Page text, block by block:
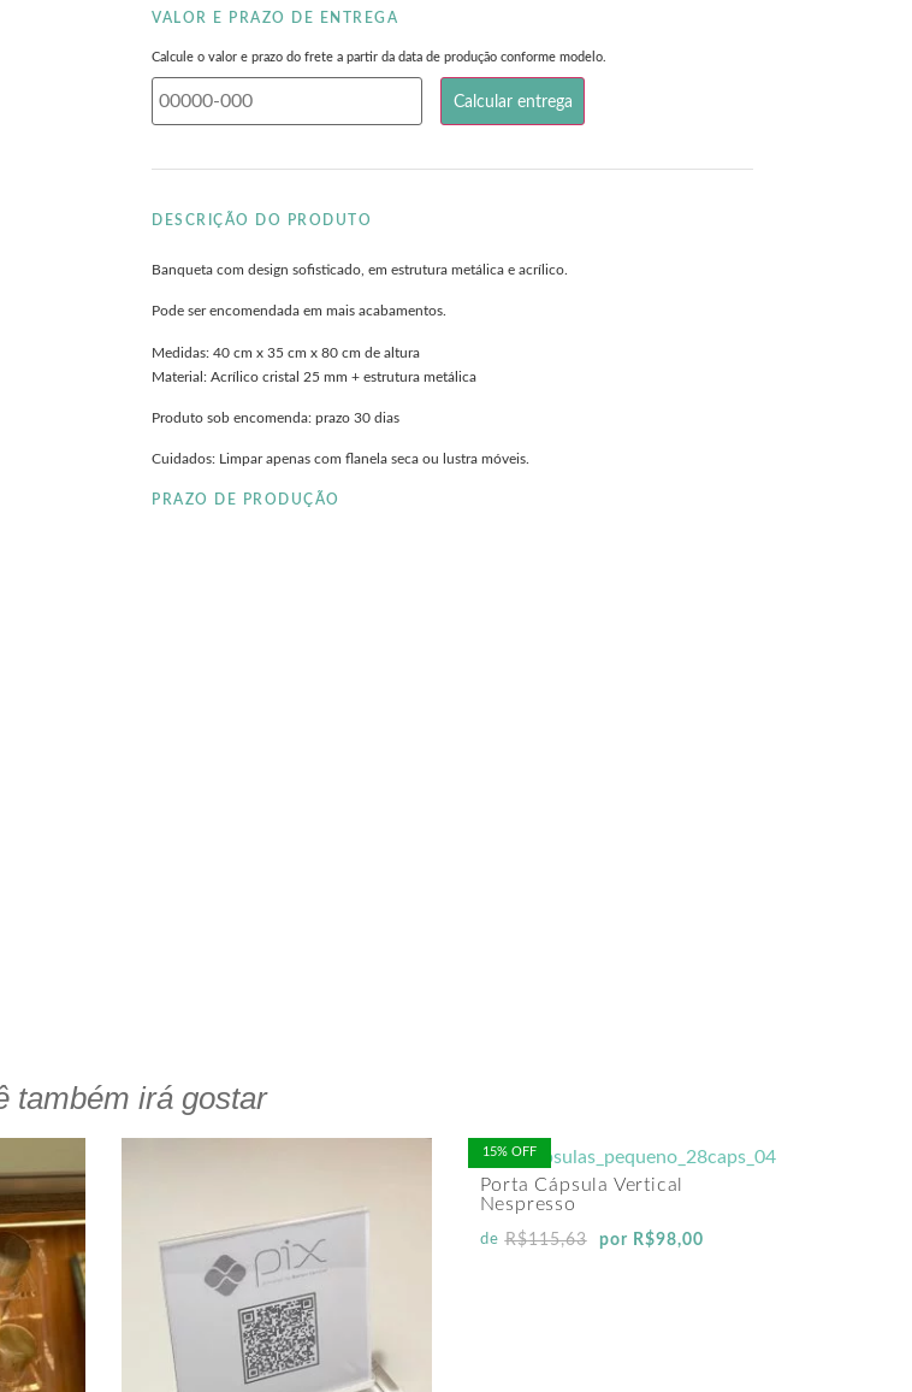
VALOR E PRAZO DE ENTREGA
Calcule o valor e prazo do frete a partir da data de produção conforme modelo.
DESCRIÇÃO DO PRODUTO
Banqueta com design sofisticado, em estrutura metálica e acrílico.
Pode ser encomendada em mais acabamentos.
Medidas: 40 cm x 35 cm x 80 cm de altura
Material: Acrílico cristal 25 mm + estrutura metálica
Produto sob encomenda: prazo 30 dias
Cuidados: Limpar apenas com flanela seca ou lustra móveis.
PRAZO DE PRODUÇÃO
também irá gostar
15% OFF
Porta Cápsula Vertical
Nespresso
de R$115,63 por R$98,00